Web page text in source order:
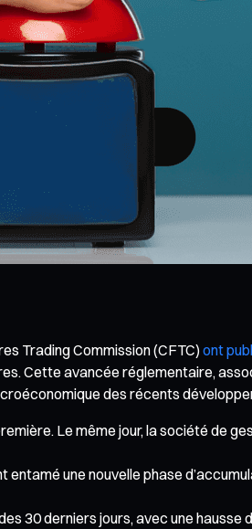
Trading Commission (CFTC)ont
Cette avancée réglementaire,
des récents
Le même jour, la société de
une nouvelle phase
30 derniers jours, avec une hausse